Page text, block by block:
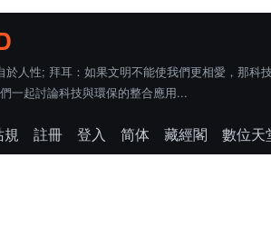
於人性; 拜耳：如果文明不能使我們更相愛，那科
一起討論科技與環保的整合應用...
規 註冊 登入 简体 藏經閣
數位天